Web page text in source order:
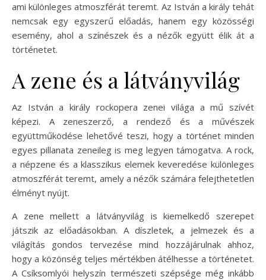
ami különleges atmoszférát teremt. Az István a király tehát
nemcsak egy egyszerű előadás, hanem egy közösségi
esemény, ahol a színészek és a nézők együtt élik át a
történetet.
A zene és a látványvilág
Az István a király rockopera zenei világa a mű szívét
képezi. A zeneszerző, a rendező és a művészek
együttműködése lehetővé teszi, hogy a történet minden
egyes pillanata zeneileg is meg legyen támogatva. A rock,
a népzene és a klasszikus elemek keveredése különleges
atmoszférát teremt, amely a nézők számára felejthetetlen
élményt nyújt.
A zene mellett a látványvilág is kiemelkedő szerepet
játszik az előadásokban. A díszletek, a jelmezek és a
világítás gondos tervezése mind hozzájárulnak ahhoz,
hogy a közönség teljes mértékben átélhesse a történetet.
A Csíksomlyói helyszín természeti szépsége még inkább